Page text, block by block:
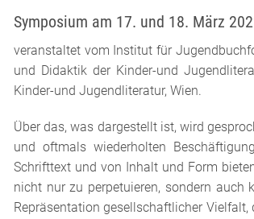
Symposium am 17. und 18. März
veranstaltet vom Institut für
und Didaktik der Kinder-und
Kinder-und Jugendliteratur, Wien.
Über das, was dargestellt ist, wird
und oftmals wiederholten
Schrifttext und von Inhalt und Form
nicht nur zu perpetuieren, sondern
Repräsentation gesellschaftlicher